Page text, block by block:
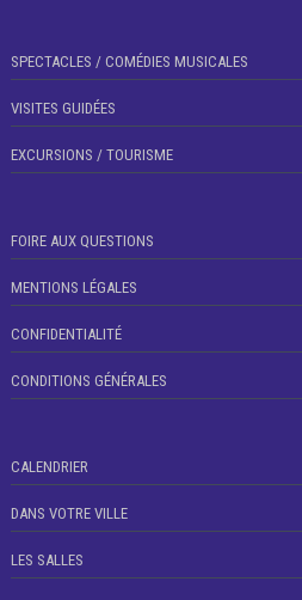
SPECTACLES / COMÉDIES MUSICALES
VISITES GUIDÉES
EXCURSIONS / TOURISME
FOIRE AUX QUESTIONS
MENTIONS LÉGALES
CONFIDENTIALITÉ
CONDITIONS GÉNÉRALES
CALENDRIER
DANS VOTRE VILLE
LES SALLES